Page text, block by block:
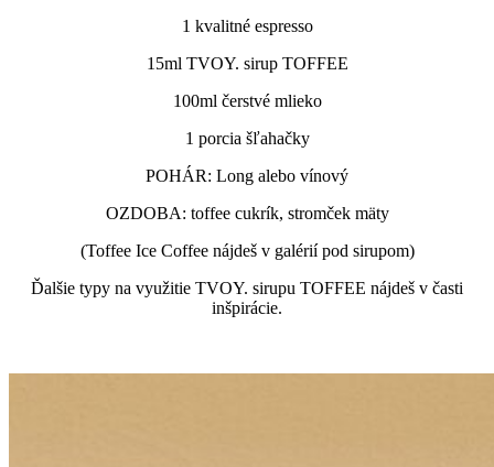
1 kvalitné espresso
15ml TVOY. sirup TOFFEE
100ml čerstvé mlieko
1 porcia šľahačky
POHÁR: Long alebo vínový
OZDOBA: toffee cukrík, stromček mäty
(Toffee Ice Coffee nájdeš v galérií pod sirupom)
Ďalšie typy na využitie TVOY. sirupu TOFFEE nájdeš v časti
inšpirácie.